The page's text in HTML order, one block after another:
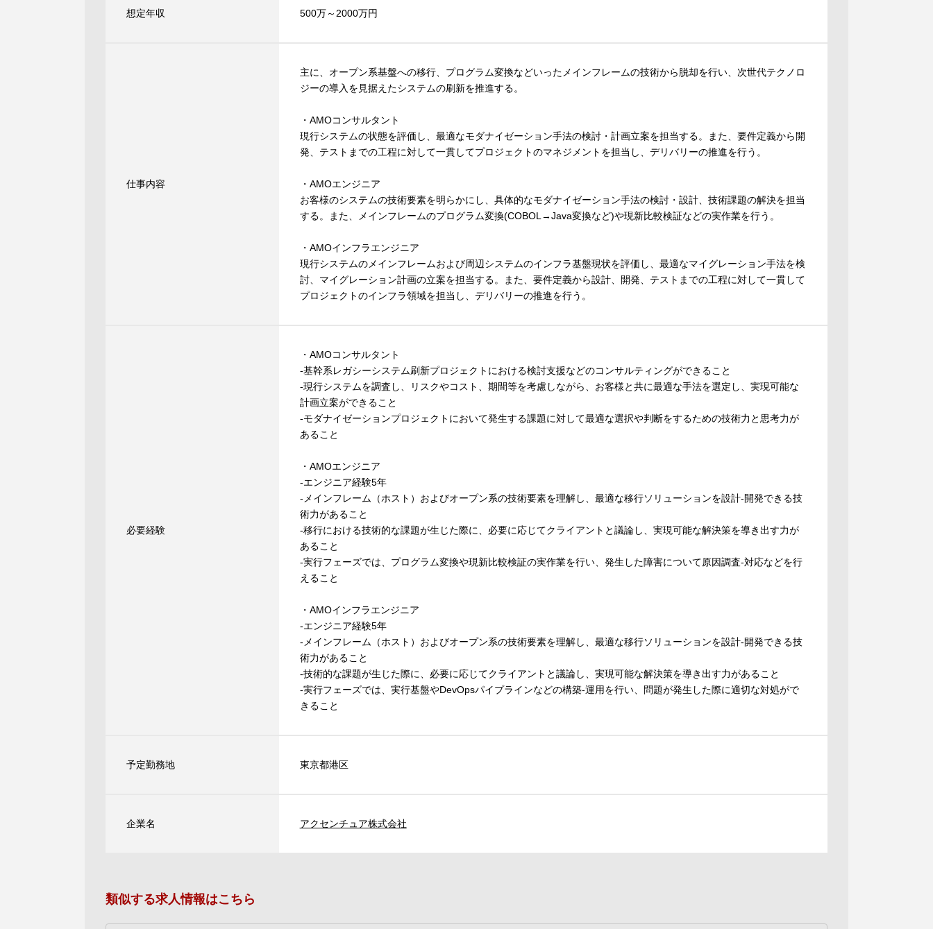
想定年収 500万～2000万円
仕事内容
主に、オープン系基盤への移行、プログラム変換などいったメインフレームの技術から脱却を行い、次世代テクノロ
ジーの導入を見据えたシステムの刷新を推進する。
・AMOコンサルタント
現行システムの状態を評価し、最適なモダナイゼーション手法の検討・計画立案を担当する。また、要件定義から開
発、テストまでの工程に対して一貫してプロジェクトのマネジメントを担当し、デリバリーの推進を行う。
・AMOエンジニア
お客様のシステムの技術要素を明らかにし、具体的なモダナイゼーション手法の検討・設計、技術課題の解決を担当
する。また、メインフレームのプログラム変換(COBOL→Java変換など)や現新比較検証などの実作業を行う。
・AMOインフラエンジニア
現行システムのメインフレームおよび周辺システムのインフラ基盤現状を評価し、最適なマイグレーション手法を検
討、マイグレーション計画の立案を担当する。また、要件定義から設計、開発、テストまでの工程に対して一貫して
プロジェクトのインフラ領域を担当し、デリバリーの推進を行う。
必要経験
・AMOコンサルタント
-基幹系レガシーシステム刷新プロジェクトにおける検討支援などのコンサルティングができること
-現行システムを調査し、リスクやコスト、期間等を考慮しながら、お客様と共に最適な手法を選定し、実現可能な
計画立案ができること
-モダナイゼーションプロジェクトにおいて発生する課題に対して最適な選択や判断をするための技術力と思考力が
あること
・AMOエンジニア
-エンジニア経験5年
-メインフレーム（ホスト）およびオープン系の技術要素を理解し、最適な移行ソリューションを設計-開発できる技
術力があること
-移行における技術的な課題が生じた際に、必要に応じてクライアントと議論し、実現可能な解決策を導き出す力が
あること
-実行フェーズでは、プログラム変換や現新比較検証の実作業を行い、発生した障害について原因調査-対応などを行
えること
・AMOインフラエンジニア
-エンジニア経験5年
-メインフレーム（ホスト）およびオープン系の技術要素を理解し、最適な移行ソリューションを設計-開発できる技
術力があること
-技術的な課題が生じた際に、必要に応じてクライアントと議論し、実現可能な解決策を導き出す力があること
-実行フェーズでは、実行基盤やDevOpsパイプラインなどの構築-運用を行い、問題が発生した際に適切な対処がで
きること
予定勤務地 東京都港区
企業名 アクセンチュア株式会社
類似する求人情報はこちら